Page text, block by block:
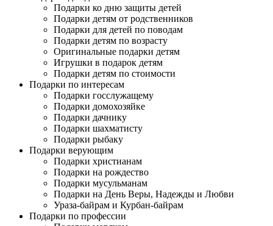
Подарки ко дню защиты детей
Подарки детям от родственников
Подарки для детей по поводам
Подарки детям по возрасту
Оригинальные подарки детям
Игрушки в подарок детям
Подарки детям по стоимости
Подарки по интересам
Подарки госслужащему
Подарки домохозяйке
Подарки дачнику
Подарки шахматисту
Подарки рыбаку
Подарки верующим
Подарки христианам
Подарки на рождество
Подарки мусульманам
Подарки на День Веры, Надежды и Любви
Ураза-байрам и Курбан-байрам
Подарки по профессии